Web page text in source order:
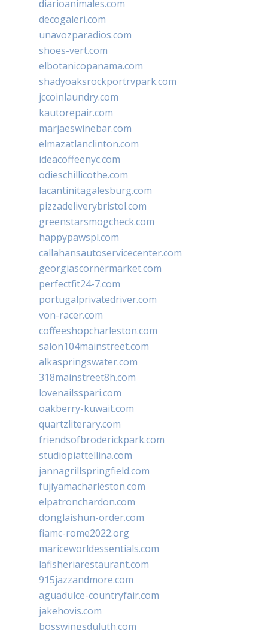
diarioanimales.com
decogaleri.com
unavozparadios.com
shoes-vert.com
elbotanicopanama.com
shadyoaksrockportrvpark.com
jccoinlaundry.com
kautorepair.com
marjaeswinebar.com
elmazatlanclinton.com
ideacoffeenyc.com
odieschillicothe.com
lacantinitagalesburg.com
pizzadeliverybristol.com
greenstarsmogcheck.com
happypawspl.com
callahansautoservicecenter.com
georgiascornermarket.com
perfectfit24-7.com
portugalprivatedriver.com
von-racer.com
coffeeshopcharleston.com
salon104mainstreet.com
alkaspringswater.com
318mainstreet8h.com
lovenailsspari.com
oakberry-kuwait.com
quartzliterary.com
friendsofbroderickpark.com
studiopiattellina.com
jannagrillspringfield.com
fujiyamacharleston.com
elpatronchardon.com
donglaishun-order.com
fiamc-rome2022.org
mariceworldessentials.com
lafisheriarestaurant.com
915jazzandmore.com
aguadulce-countryfair.com
jakehovis.com
bosswingsduluth.com